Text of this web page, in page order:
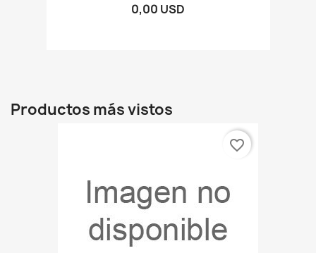
0,00 USD
Productos más vistos
favorite_border